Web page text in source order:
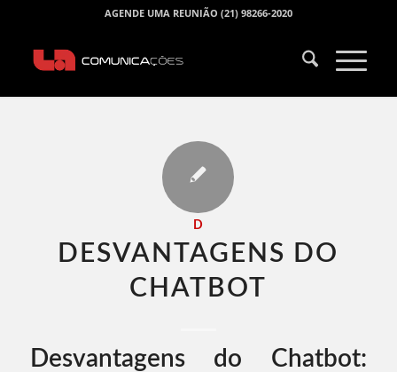
AGENDE UMA REUNIÃO (21) 98266-2020
D
DESVANTAGENS DO
CHATBOT​
Desvantagens do Chatbot: